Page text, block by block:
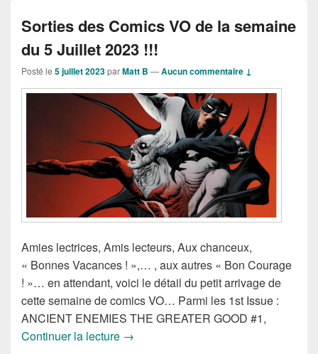
Sorties des Comics VO de la semaine
du 5 Juillet 2023 !!!
Posté le 5 juillet 2023parMatt B —Aucun commentaire ↓
Amies lectrices, Amis lecteurs, Aux chanceux,
« Bonnes Vacances ! »,… , aux autres « Bon Courage
! »… en attendant, voici le détail du petit arrivage de
cette semaine de comics VO… Parmi les 1st Issue :
ANCIENT ENEMIES THE GREATER GOOD #1,
Continuer la lecture Sorties des Comics VO de la semaine
→